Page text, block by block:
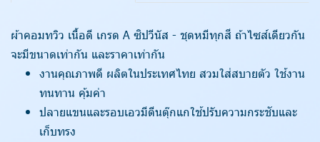
ผ้าคอมทวิว เนื้อดี เกรด A ซิปวีนัส - ชุดหมีทุกสี ถ้าไซส์เดียวกัน
จะมีขนาดเท่ากัน และราคาเท่ากัน
งานคุณภาพดี ผลิตในประเทศไทย สวมใส่สบายตัว ใช้งาน
ทนทาน คุ้มค่า
ปลายแขนและรอบเอวมีตีนตุ๊กแกใช้ปรับความกระชับและ
เก็บทรง